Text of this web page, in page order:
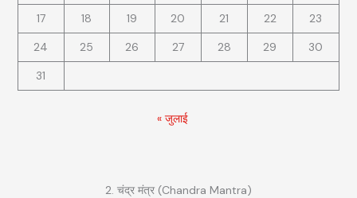
17
18 19 20 21 22
23
24
25 26 27 28 29
30
31
« जुलाई
2. चंद्र मंत्र (Chandra Mantra)